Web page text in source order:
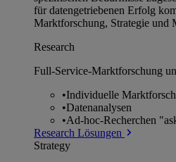
für datengetriebenen Erfolg
Marktforschung, Strategie und
Research
Full-Service-Marktforschung
•Individuelle
•Datenanalysen
•Ad-hoc-Recherchen
Research Lösungen
Strategy